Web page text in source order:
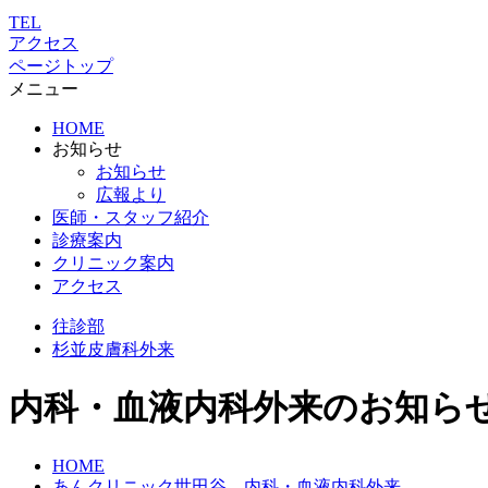
TEL
アクセス
ページトップ
メニュー
HOME
お知らせ
お知らせ
広報より
医師・スタッフ紹介
診療案内
クリニック案内
アクセス
往診部
杉並皮膚科外来
内科・血液内科外来のお知ら
HOME